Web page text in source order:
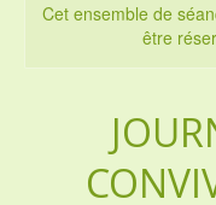
Cet ensemble de
être